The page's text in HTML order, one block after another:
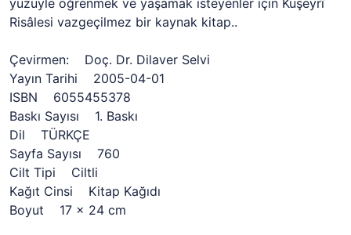
yüzüyle öğrenmek ve yaşamak isteyenler için Kuşeyrî
Risâlesi vazgeçilmez bir kaynak kitap..
Çevirmen: Doç. Dr. Dilaver Selvi
Yayın Tarihi 2005-04-01
ISBN 6055455378
Baskı Sayısı 1. Baskı
Dil TÜRKÇE
Sayfa Sayısı 760
Cilt Tipi Ciltli
Kağıt Cinsi Kitap Kağıdı
Boyut 17 x 24 cm